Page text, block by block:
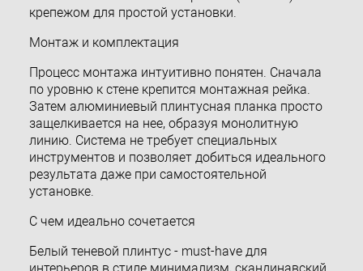
крепежом для простой установки.
Монтаж и комплектация
Процесс монтажа интуитивно понятен. Сначала
по уровню к стене крепится монтажная рейка.
Затем алюминиевый плинтусная планка просто
защелкивается на нее, образуя монолитную
линию. Система не требует специальных
инструментов и позволяет добиться идеального
результата даже при самостоятельной
установке.
С чем идеально сочетается
Белый теневой плинтус - must-have для